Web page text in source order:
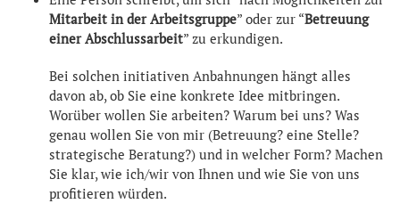
Mitarbeit in der Arbeitsgruppe” oder zur “Betreuung
einer Abschlussarbeit” zu erkundigen.
Bei solchen initiativen Anbahnungen hängt alles
davon ab, ob Sie eine konkrete Idee mitbringen.
Worüber wollen Sie arbeiten? Warum bei uns? Was
genau wollen Sie von mir (Betreuung? eine Stelle?
strategische Beratung?) und in welcher Form? Machen
Sie klar, wie ich/wir von Ihnen und wie Sie von uns
profitieren würden.